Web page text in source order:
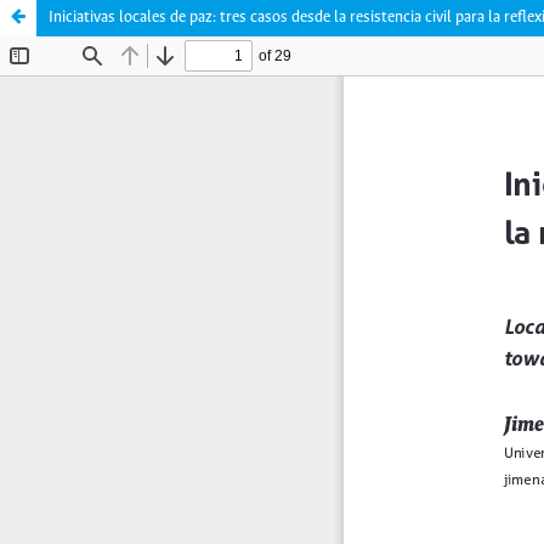
Iniciativas locales de paz: tres casos desde la resistencia civil para la